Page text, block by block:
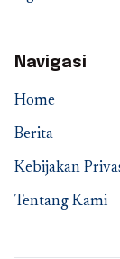
Navigasi
Home
Berita
Kebijakan
Tentang Kami